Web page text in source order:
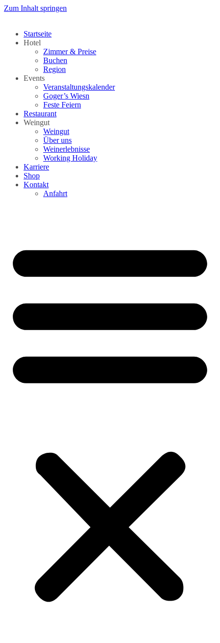
Zum Inhalt springen
Startseite
Hotel
Zimmer & Preise
Buchen
Region
Events
Veranstaltungskalender
Goger’s Wiesn
Feste Feiern
Restaurant
Weingut
Weingut
Über uns
Weinerlebnisse
Working Holiday
Karriere
Shop
Kontakt
Anfahrt